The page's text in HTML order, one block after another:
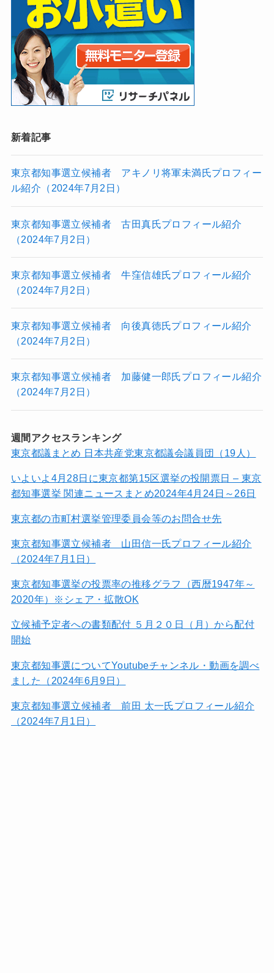
新着記事
東京都知事選立候補者 アキノリ将軍未満氏プロフィー
ル紹介（2024年7月2日）
東京都知事選立候補者 古田真氏プロフィール紹介
（2024年7月2日）
東京都知事選立候補者 牛窪信雄氏プロフィール紹介
（2024年7月2日）
東京都知事選立候補者 向後真徳氏プロフィール紹介
（2024年7月2日）
東京都知事選立候補者 加藤健一郎氏プロフィール紹介
（2024年7月2日）
週間アクセスランキング
東京都議まとめ 日本共産党東京都議会議員団（19人）
いよいよ4月28日に東京都第15区選挙の投開票日 – 東京
都知事選挙 関連ニュースまとめ2024年4月24日～26日
東京都の市町村選挙管理委員会等のお問合せ先
東京都知事選立候補者 山田信一氏プロフィール紹介
（2024年7月1日）
東京都知事選挙の投票率の推移グラフ（西暦1947年～
2020年）※シェア・拡散OK
立候補予定者への書類配付 ５月２０日（月）から配付
開始
東京都知事選についてYoutubeチャンネル・動画を調べ
ました（2024年6月9日）
東京都知事選立候補者 前田 太一氏プロフィール紹介
（2024年7月1日）